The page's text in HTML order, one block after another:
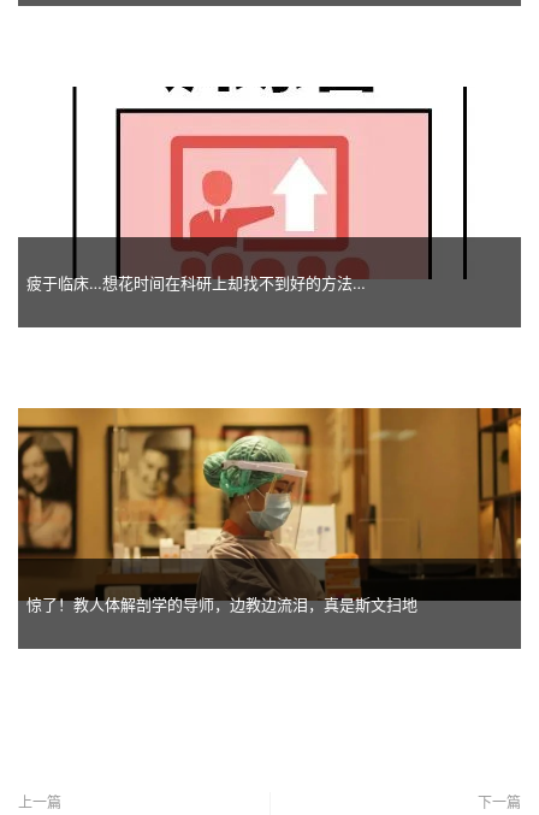
疲于临床…想花时间在科研上却找不到好的方法…
惊了！教人体解剖学的导师，边教边流泪，真是斯文扫地
上一篇 下一篇